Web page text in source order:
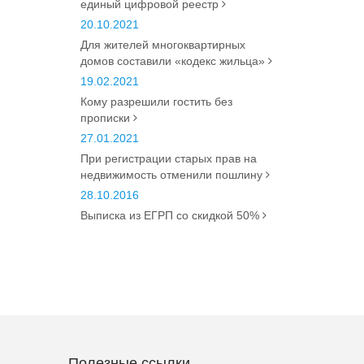
единый цифровой реестр
20.10.2021
Для жителей многоквартирных
домов составили «кодекс жильца»
19.02.2021
Кому разрешили гостить без
прописки
27.01.2021
При регистрации старых прав на
недвижимость отменили пошлину
28.10.2016
Выписка из ЕГРП со скидкой 50%